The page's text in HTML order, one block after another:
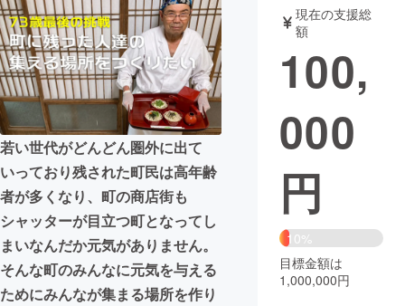
アート・写真 音楽
テクノロジー・ガジェット ゲーム・サ
映像・映画
ビジネス・起業
まちづくり・地域活性化
CAMPFIRE for Social Good
CAMPFIRE Creation
CAMPFIREふるさと納税machi-ya コミュニティ
若い世代がどんどん圏外に出て
いっており残された町民は高年齢
者が多くなり、町の商店街も
シャッターが目立つ町となってし
まいなんだか元気がありません。
そんな町のみんなに元気を与える
ためにみんなが集まる場所を作り
現在の支援総
額
100,
000
円
10%
目標金額は
1,000,000円